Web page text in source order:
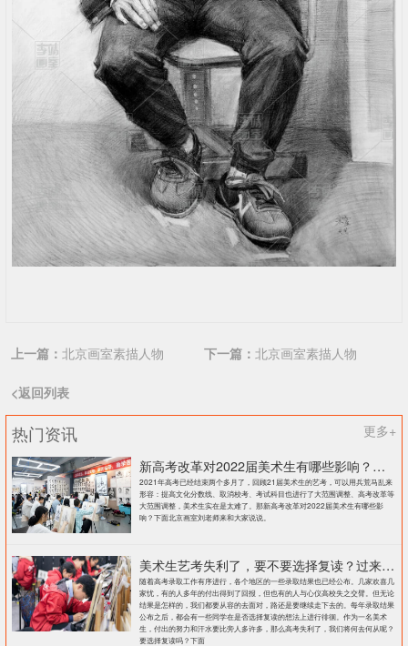
上一篇： 北京画室素描人物 下一篇： 北京画室素描人物
<返回列表
热门资讯
更多+
新高考改革对2022届美术生有哪些影响？北京画室刘老师来和大家说说
2021年高考已经结束两个多月了，回顾21届美术生的艺考，可以用兵荒马乱来
形容：提高文化分数线、取消校考、考试科目也进行了大范围调整、高考改革等
大范围调整，美术生实在是太难了。那新高考改革对2022届美术生有哪些影
响？下面北京画室刘老师来和大家说说。
美术生艺考失利了，要不要选择复读？过来人提出这几点建议
随着高考录取工作有序进行，各个地区的一些录取结果也已经公布。几家欢喜几
家忧，有的人多年的付出得到了回报，但也有的人与心仪高校失之交臂。但无论
结果是怎样的，我们都要从容的去面对，路还是要继续走下去的。每年录取结果
公布之后，都会有一些同学在是否选择复读的想法上进行徘徊。作为一名美术
生，付出的努力和汗水要比旁人多许多，那么高考失利了，我们将何去何从呢？
要选择复读吗？下面